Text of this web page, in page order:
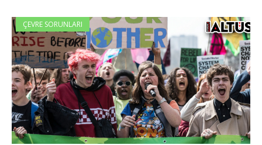
ÇEVRE SORUNLARI